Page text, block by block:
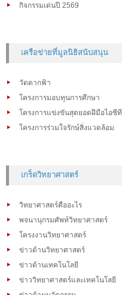
กิจกรรมเด่นปี 2569
เครือข่ายที่มูลนิธิสนับสนุน
วัดตากฟ้า
โครงการมอบทุนการศึกษา
โครงการแข่งขันสุดยอดฝีมือไอซีที
โครงการร่วมใจรักษ์สิ่งแวดล้อม
เกร็ดวิทยาศาสตร์
วิทยาศาสตร์คืออะไร
พจนานุกรมศัพท์วิทยาศาสตร์
โครงงานวิทยาศาสตร์
ข่าวด้านวิทยาศาสตร์
ข่าวด้านเทคโนโลยี
ข่าววิทยาศาสตร์และเทคโนโลยี